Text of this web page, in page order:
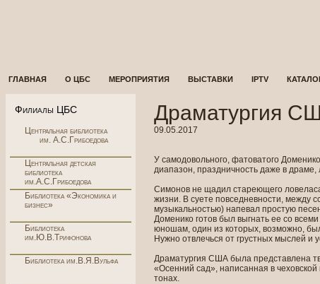
ГЛАВНАЯ О ЦБС МЕРОПРИЯТИЯ ВЫСТАВКИ IPTV
Филиалы ЦБС
Центральная библиотека
им. А.С.Грибоедова
Центральная детская
библиотека
им.А.С.Грибоедова
Библиотека «Экономика и
бизнес»
Библиотека
им.Ю.В.Трифонова
Библиотека им.В.Я.Вульфа
Драматургия
09.05.2017
У самодовольного, фатоватого
диапазон, праздничность даже в
Симонов не щадил стареющего
жизни. В суете повседневности, между
музыкальностью) напевал простую
Доменико готов был выгнать ее со
юношам, один из которых, возможно,
Нужно отвлечься от грустных мыслей и
Драматургия США была представлена
«Осенний сад», написанная в
тонах.